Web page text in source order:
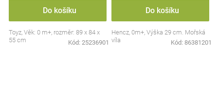
Do košíku
Toyz, Věk: 0 m+, rozměr: 89 x 84 x
55 cm
Kód: 25236901
Do košíku
Hencz, 0m+, Výška 29 cm. Mořská
víla
Kód: 86381201